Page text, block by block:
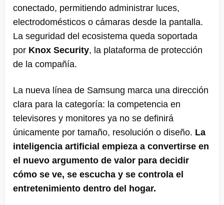
conectado, permitiendo administrar luces,
electrodomésticos o cámaras desde la pantalla.
La seguridad del ecosistema queda soportada
por Knox Security, la plataforma de protección
de la compañía.
La nueva línea de Samsung marca una dirección
clara para la categoría: la competencia en
televisores y monitores ya no se definirá
únicamente por tamaño, resolución o diseño. La
inteligencia artificial empieza a convertirse en
el nuevo argumento de valor para decidir
cómo se ve, se escucha y se controla el
entretenimiento dentro del hogar.